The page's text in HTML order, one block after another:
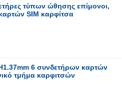
τύπων ώθησης επίμονοι,
SIM καρφίτσα
6 συνδετήρων καρτών
τμήμα καρφιτσών